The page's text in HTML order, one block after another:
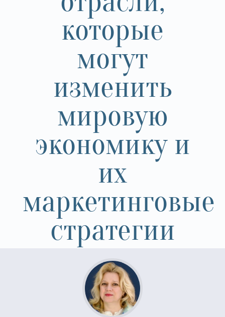
которые
могут
изменить
мировую
экономику и
их
маркетинговые
стратегии